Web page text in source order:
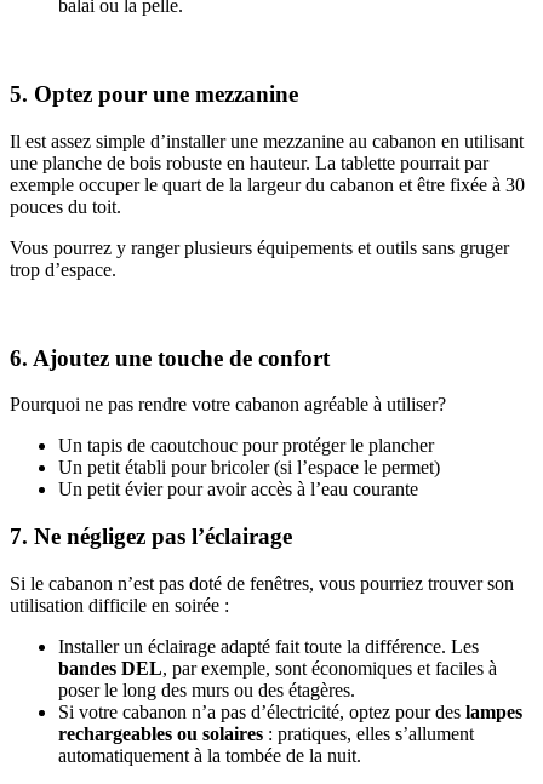
balai ou la pelle.
5. Optez pour une mezzanine
Il est assez simple d’installer une mezzanine au cabanon en utilisant
une planche de bois robuste en hauteur. La tablette pourrait par
exemple occuper le quart de la largeur du cabanon et être fixée à 30
pouces du toit.
Vous pourrez y ranger plusieurs équipements et outils sans gruger
trop d’espace.
6. Ajoutez une touche de confort
Pourquoi ne pas rendre votre cabanon agréable à utiliser?
Un tapis de caoutchouc pour protéger le plancher
Un petit établi pour bricoler (si l’espace le permet)
Un petit évier pour avoir accès à l’eau courante
7. Ne négligez pas l’éclairage
Si le cabanon n’est pas doté de fenêtres, vous pourriez trouver son
utilisation difficile en soirée :
Installer un éclairage adapté fait toute la différence. Les
bandes DEL, par exemple, sont économiques et faciles à
poser le long des murs ou des étagères.
Si votre cabanon n’a pas d’électricité, optez pour des lampes
rechargeables ou solaires : pratiques, elles s’allument
automatiquement à la tombée de la nuit.